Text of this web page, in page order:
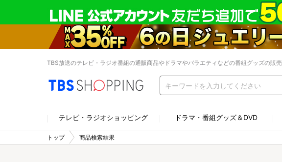
TBS放送のテレビ・ラジオ番組の通販商品やドラマやバラエティなどの番組グッズの販売
テレビ・ラジオショッピング ドラマ・番組グッズ＆DVD
トップ 商品検索結果